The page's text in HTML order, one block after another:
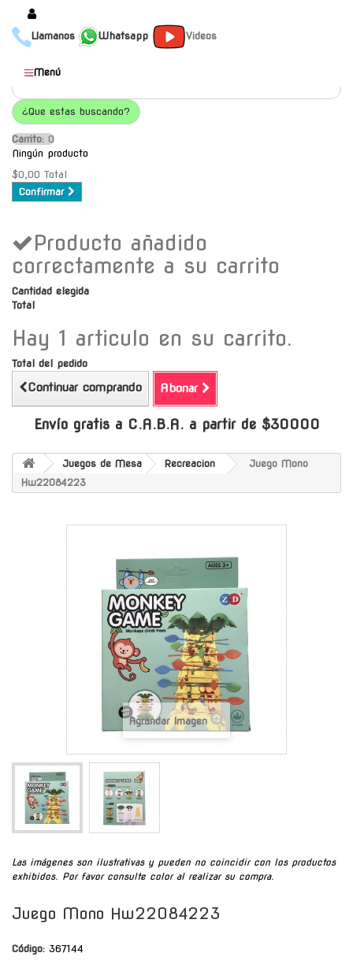
Llamanos Whatsapp Videos
Productos
Populares
Categorías
Marcas
Mayoristas
Contacto
Envío gratis a C.A.B.A. a
partir de $30000
Menú
¿Que estas buscando?
Carrito: O
Ningún producto
$0,00 Total
Confirmar
Producto añadido
correctamente a su carrito
Cantidad elegida
Total
Hay 1 articulo en su carrito.
Total del pedido
Continuar comprando Abonar
Envío gratis a C.A.B.A. a partir de $30000
Juegos de Mesa Recreacion
Juego Mono
Hw22084223
Agrandar Imagen
Las imágenes son ilustrativas y pueden no coincidir con los productos
exhibidos. Por favor consulte color al realizar su compra.
Juego Mono Hw22084223
Código: 367144